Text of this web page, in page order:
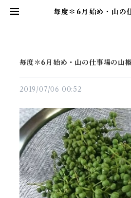
毎度＊6月始め・山の
毎度＊6月始め・山の仕事場の山
2019/07/06 00:52